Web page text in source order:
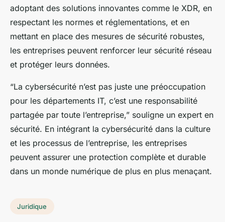
adoptant des solutions innovantes comme le XDR, en
respectant les normes et réglementations, et en
mettant en place des mesures de sécurité robustes,
les entreprises peuvent renforcer leur sécurité réseau
et protéger leurs données.
“La cybersécurité n’est pas juste une préoccupation
pour les départements IT, c’est une responsabilité
partagée par toute l’entreprise,” souligne un expert en
sécurité. En intégrant la cybersécurité dans la culture
et les processus de l’entreprise, les entreprises
peuvent assurer une protection complète et durable
dans un monde numérique de plus en plus menaçant.
Juridique